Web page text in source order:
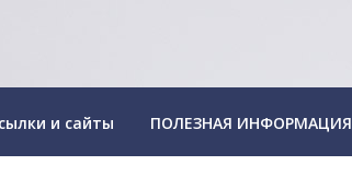
и сайты ПОЛЕЗНАЯ ИНФОРМАЦИЯ